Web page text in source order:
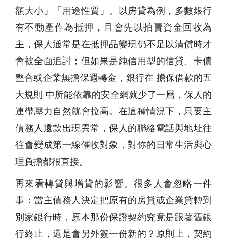
額大小」「用途性質」。以房貸為例，多數銀行
有不動產作為抵押，且會先以拍賣資金回收為
主，保人通常是在抵押品變現仍不足以清償時才
會被全面追討；但如果是純信用型的信貸、卡債
整合或企業無擔保週轉金，銀行在 擔保借款的五
大規則 中所能依靠的安全網就少了一層，保人的
連帶壓力自然就會拉高。在這種情況下，只要主
債務人還款出現異常，保人的聯絡電話與地址往
往會變成第一線催收對象，對你的日常生活與心
理負擔都很直接。
再來看轉貸與增貸的影響。很多人會忽略一件
事：當主債務人決定把原有的房貸或企業貸轉到
別家銀行時，原本那份保證契約究竟是跟著舊銀
行終止，還是會另外簽一份新的？原則上，契約